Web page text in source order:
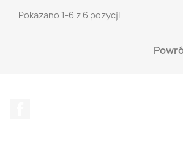
Pokazano 1-6 z 6 pozycji